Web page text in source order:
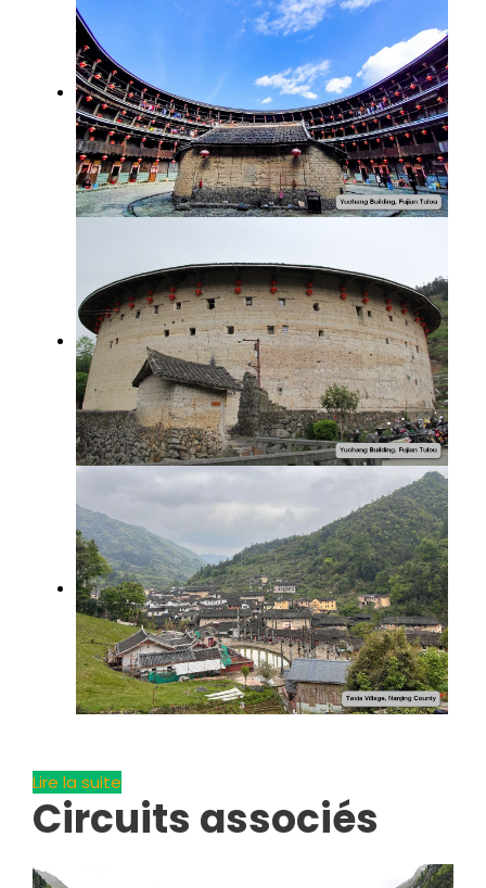
Lire la suite
Circuits associés